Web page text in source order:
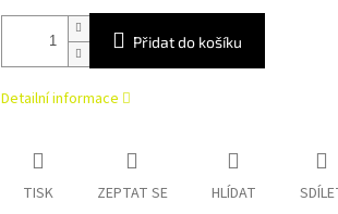
Přidat do košíku
Detailní informace
TISK ZEPTAT SE HLÍDAT